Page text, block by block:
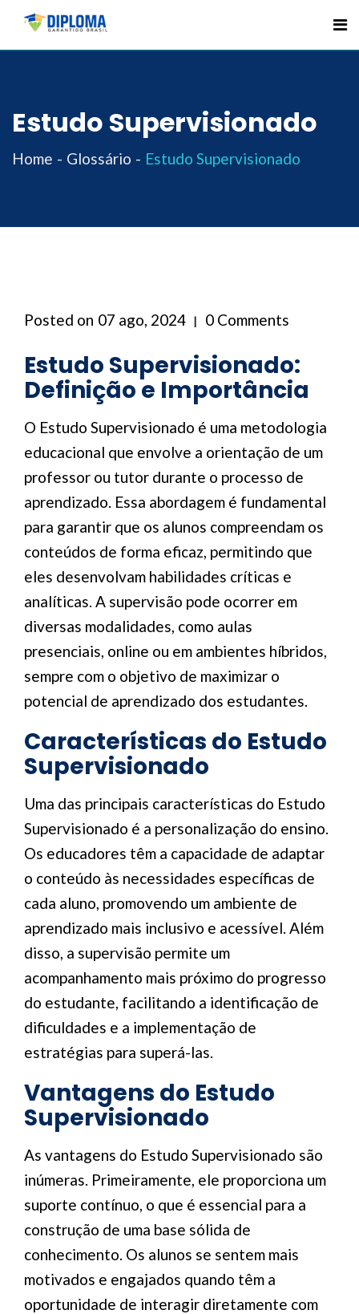
Skip
Estudo Supervisionado
Home Glossário Estudo Supervisionado
Posted on 07 ago, 2024 0 Comments
Estudo Supervisionado:
Definição e Importância
O Estudo Supervisionado é uma metodologia
educacional que envolve a orientação de um
professor ou tutor durante o processo de
aprendizado. Essa abordagem é fundamental
para garantir que os alunos compreendam os
conteúdos de forma eficaz, permitindo que
eles desenvolvam habilidades críticas e
analíticas. A supervisão pode ocorrer em
diversas modalidades, como aulas
presenciais, online ou em ambientes híbridos,
sempre com o objetivo de maximizar o
potencial de aprendizado dos estudantes.
Características do Estudo
Supervisionado
Uma das principais características do Estudo
Supervisionado é a personalização do ensino.
Os educadores têm a capacidade de adaptar
o conteúdo às necessidades específicas de
cada aluno, promovendo um ambiente de
aprendizado mais inclusivo e acessível. Além
disso, a supervisão permite um
acompanhamento mais próximo do progresso
do estudante, facilitando a identificação de
dificuldades e a implementação de
estratégias para superá-las.
Vantagens do Estudo
Supervisionado
As vantagens do Estudo Supervisionado são
inúmeras. Primeiramente, ele proporciona um
suporte contínuo, o que é essencial para a
construção de uma base sólida de
conhecimento. Os alunos se sentem mais
motivados e engajados quando têm a
oportunidade de interagir diretamente com